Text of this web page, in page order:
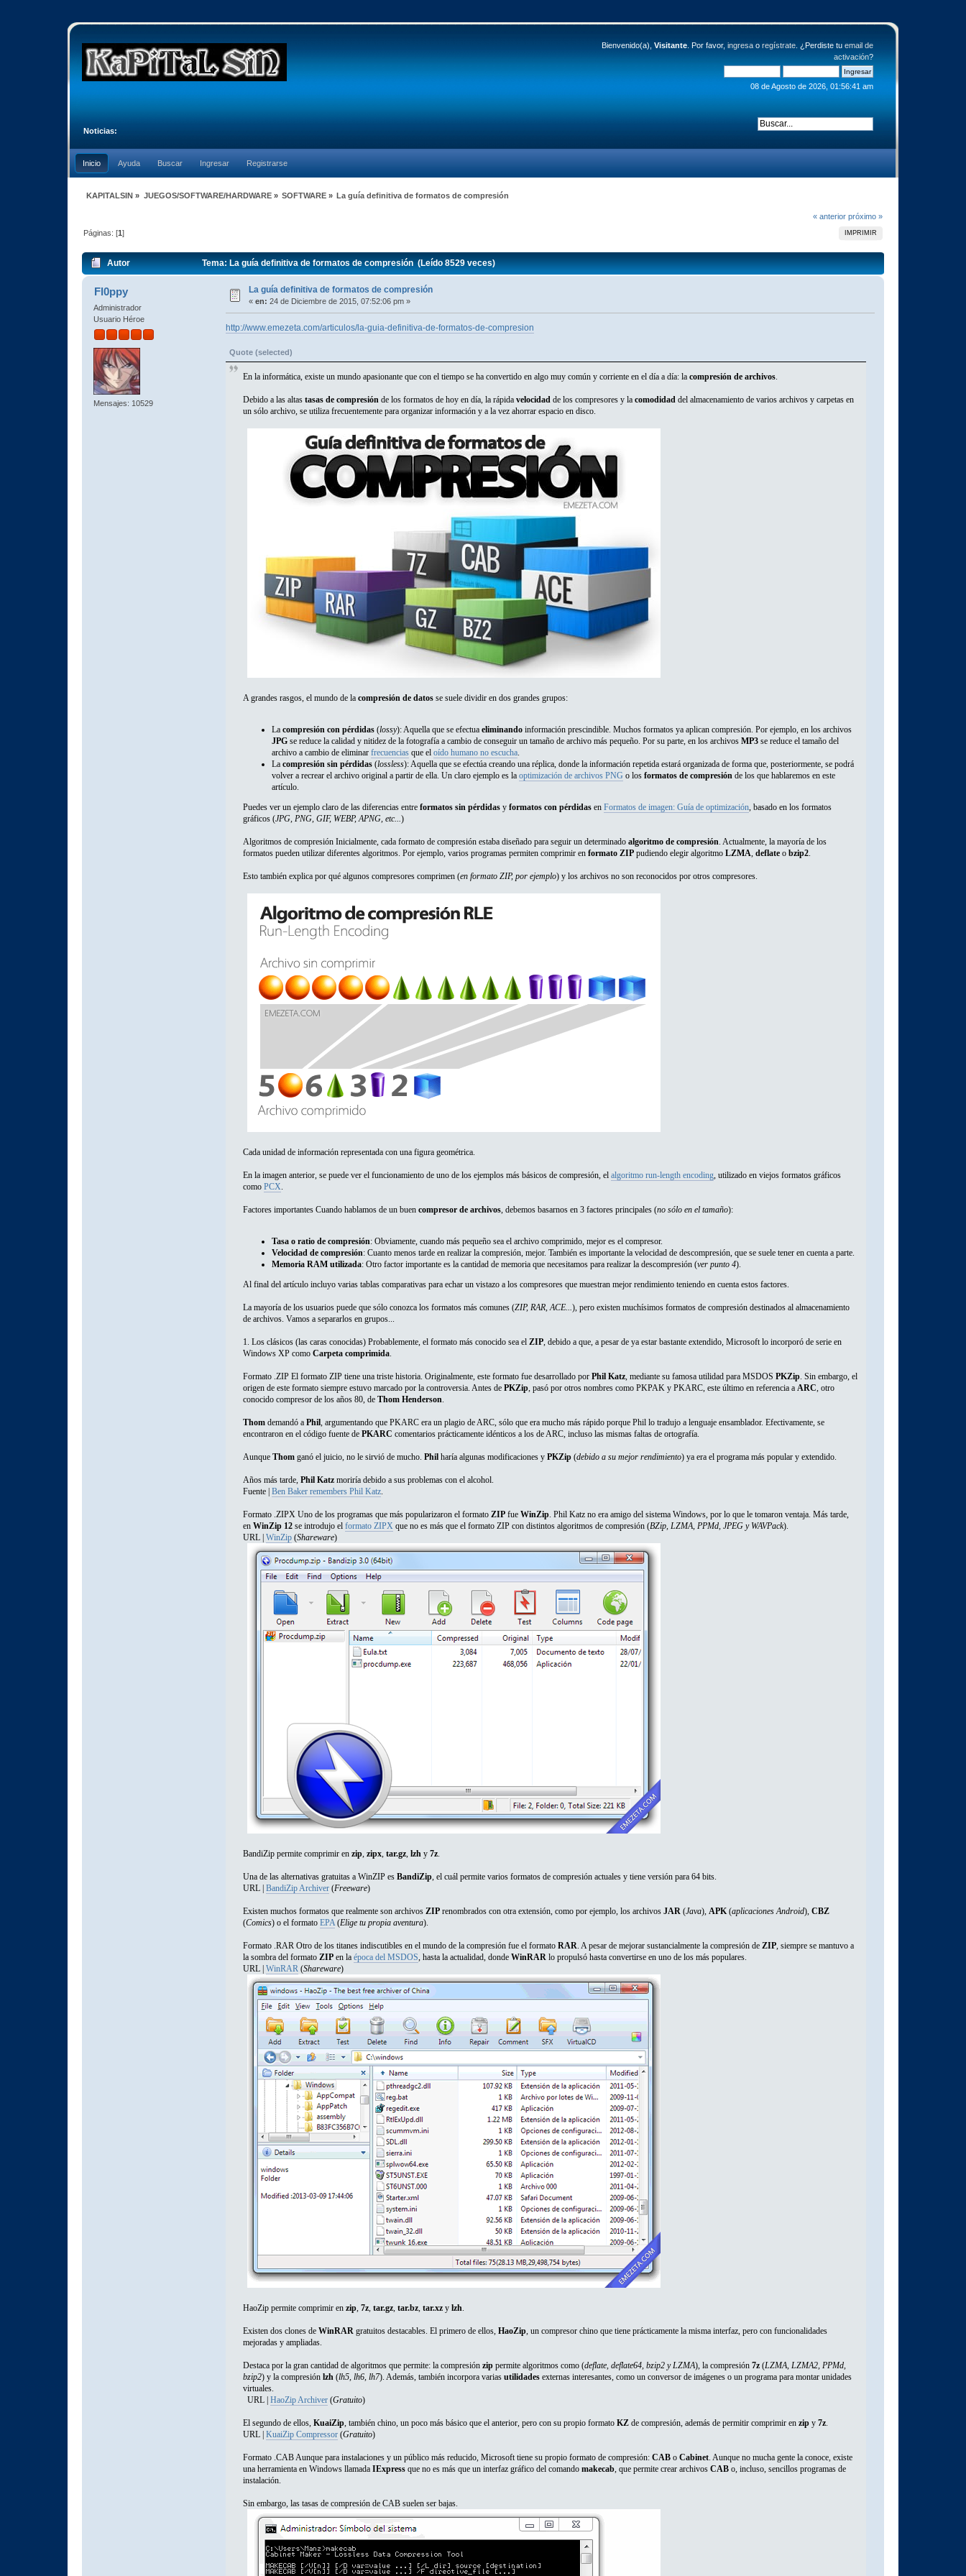
Bienvenido(a), Visitante. Por favor, ingresao regístrate. ¿Perdiste tu email de
activación?
08 de Agosto de 2026, 01:56:41 am
Noticias:
Inicio Ayuda Buscar Ingresar Registrarse
KAPITALSIN » JUEGOS/SOFTWARE/HARDWARE» SOFTWARE » La guía definitiva de formatos de compresión
« anterior próximo »
IMPRIMIR
Páginas: [1]
Autor Tema: La guía definitiva de formatos de compresión (Leído 8529 veces)
Fl0ppy
Administrador
Usuario Héroe
Mensajes: 10529
La guía definitiva de formatos de compresión
«en: 24 de Diciembre de 2015, 07:52:06 pm »
http://www.emezeta.com/articulos/la-guia-definitiva-de-formatos-de-compresion
Quote (selected)
En la informática, existe un mundo apasionante que con el tiempo se ha convertido en algo muy común y corriente en el día a día: la compresión de archivos.
Debido a las altas tasas de compresión de los formatos de hoy en día, la rápida velocidad de los compresores y la comodidad del almacenamiento de varios archivos y carpetas en
un sólo archivo, se utiliza frecuentemente para organizar información y a la vez ahorrar espacio en disco.
A grandes rasgos, el mundo de la compresión de datosse suele dividir en dos grandes grupos:
La compresión con pérdidas(lossy): Aquella que se efectua eliminandoinformación prescindible. Muchos formatos ya aplican compresión. Por ejemplo, en los archivos
JPGse reduce la calidad y nitidez de la fotografía a cambio de conseguir un tamaño de archivo más pequeño. Por su parte, en los archivos MP3se reduce el tamaño del
archivo a cambio de eliminar frecuenciasque el oído humano no escucha.
La compresión sin pérdidas(lossless): Aquella que se efectúa creando una réplica, donde la información repetida estará organizada de forma que, posteriormente, se podrá
volver a recrear el archivo original a partir de ella. Un claro ejemplo es la optimización de archivos PNG o los formatos de compresión de los que hablaremos en este
artículo.
Puedes ver un ejemplo claro de las diferencias entre formatos sin pérdidasy formatos con pérdidasen Formatos de imagen: Guía de optimización, basado en los formatos
gráficos (JPG, PNG, GIF, WEBP, APNG, etc... )
Algoritmos de compresión Inicialmente, cada formato de compresión estaba diseñado para seguir un determinado algoritmo de compresión . Actualmente, la mayoría de los
formatos pueden utilizar diferentes algoritmos. Por ejemplo, varios programas permiten comprimir en formato ZIPpudiendo elegir algoritmo LZMA deflateo bzip2.
Esto también explica por qué algunos compresores comprimen (en formato ZIP, por ejemplo) y los archivos no son reconocidos por otros compresores.
Cada unidad de información representada con una figura geométrica.
En la imagen anterior, se puede ver el funcionamiento de uno de los ejemplos más básicos de compresión, el algoritmo run-length encoding, utilizado en viejos formatos gráficos
como PCX
Factores importantes Cuando hablamos de un buen compresor de archivos, debemos basarnos en 3 factores principales (no sólo en el tamaño):
Tasa o ratio de compresión: Obviamente, cuando más pequeño sea el archivo comprimido, mejor es el compresor.
Velocidad de compresión: Cuanto menos tarde en realizar la compresión, mejor. También es importante la velocidad de descompresión, que se suele tener en cuenta a parte.
Memoria RAM utilizada: Otro factor importante es la cantidad de memoria que necesitamos para realizar la descompresión (ver punto 4).
Al final del artículo incluyo varias tablas comparativas para echar un vistazo a los compresores que muestran mejor rendimiento teniendo en cuenta estos factores.
La mayoría de los usuarios puede que sólo conozca los formatos más comunes (ZIP, RAR, ACE... ), pero existen muchísimos formatos de compresión destinados al almacenamiento
de archivos. Vamos a separarlos en grupos...
1. Los clásicos (las caras conocidas) Probablemente, el formato más conocido sea el ZIP, debido a que, a pesar de ya estar bastante extendido, Microsoft lo incorporó de serie en
Windows XP como Carpeta comprimida.
Formato .ZIP El formato ZIP tiene una triste historia. Originalmente, este formato fue desarrollado por Phil Katz, mediante su famosa utilidad para MSDOS PKZip. Sin embargo, el
origen de este formato siempre estuvo marcado por la controversia. Antes de PKZip, pasó por otros nombres como PKPAK y PKARC, este último en referencia a ARC , otro
conocido compresor de los años 80, de Thom Henderson
Thomdemandó a Phil, argumentando que PKARC era un plagio de ARC, sólo que era mucho más rápido porque Phil lo tradujo a lenguaje ensamblador. Efectivamente, se
encontraron en el código fuente de PKARC comentarios prácticamente idénticos a los de ARC, incluso las mismas faltas de ortografía.
Aunque Thomganó el juicio, no le sirvió de mucho. Philharía algunas modificaciones y PKZip(debido a su mejor rendimiento) ya era el programa más popular y extendido.
Años más tarde, Phil Katzmoriría debido a sus problemas con el alcohol.
Fuente | Ben Baker remembers Phil Katz.
Formato .ZIPX Uno de los programas que más popularizaron el formato ZIPfue WinZip. Phil Katz no era amigo del sistema Windows, por lo que le tomaron ventaja. Más tarde,
en WinZip 12se introdujo el formato ZIPX que no es más que el formato ZIP con distintos algoritmos de compresión (BZip, LZMA, PPMd, JPEG y WAVPack).
URL | WinZip(Shareware)
BandiZip permite comprimir en zip, zipx, tar.gz, lzh y 7z.
Una de las alternativas gratuitas a WinZIP es BandiZip, el cuál permite varios formatos de compresión actuales y tiene versión para 64 bits.
URL | BandiZip Archiver(Freeware)
Existen muchos formatos que realmente son archivos ZIPrenombrados con otra extensión, como por ejemplo, los archivos JAR (Java), APK(aplicaciones Android), CBZ
(Comics) o el formato EPA(Elige tu propia aventura).
Formato .RAR Otro de los titanes indiscutibles en el mundo de la compresión fue el formato RAR . A pesar de mejorar sustancialmente la compresión de ZIP, siempre se mantuvo a
la sombra del formato ZIPen la época del MSDOS , hasta la actualidad, donde WinRAR lo propulsó hasta convertirse en uno de los más populares.
URL | WinRAR (Shareware)
HaoZip permite comprimir en zip, 7z, tar.gz, tar.bz, tar.xzy lzh
Existen dos clones de WinRAR gratuitos destacables. El primero de ellos, HaoZip, un compresor chino que tiene prácticamente la misma interfaz, pero con funcionalidades
mejoradas y ampliadas.
Destaca por la gran cantidad de algoritmos que permite: la compresión zippermite algoritmos como (deflate, deflate64, bzip2 y LZMA), la compresión 7z(LZMA, LZMA2, PPMd,
bzip2) y la compresión lzh (lh5, lh6, lh7). Además, también incorpora varias utilidadesexternas interesantes, como un conversor de imágenes o un programa para montar unidades
virtuales.
URL | HaoZip Archiver(Gratuito)
El segundo de ellos, KuaiZip, también chino, un poco más básico que el anterior, pero con su propio formato KZde compresión, además de permitir comprimir en zipy 7z.
URL | KuaiZip Compressor(Gratuito)
Formato .CAB Aunque para instalaciones y un público más reducido, Microsoft tiene su propio formato de compresión: CABo Cabinet. Aunque no mucha gente la conoce, existe
una herramienta en Windows llamada IExpressque no es más que un interfaz gráfico del comando makecab, que permite crear archivos CABo, incluso, sencillos programas de
instalación.
Sin embargo, las tasas de compresión de CAB suelen ser bajas.